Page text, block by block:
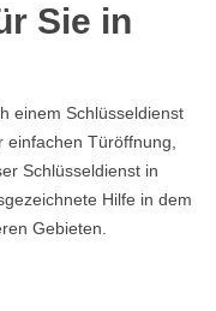
Sie in
einem Schlüsseldienst
Türöffnung,
Schlüsseldienst in
Hilfe in dem
Gebieten.